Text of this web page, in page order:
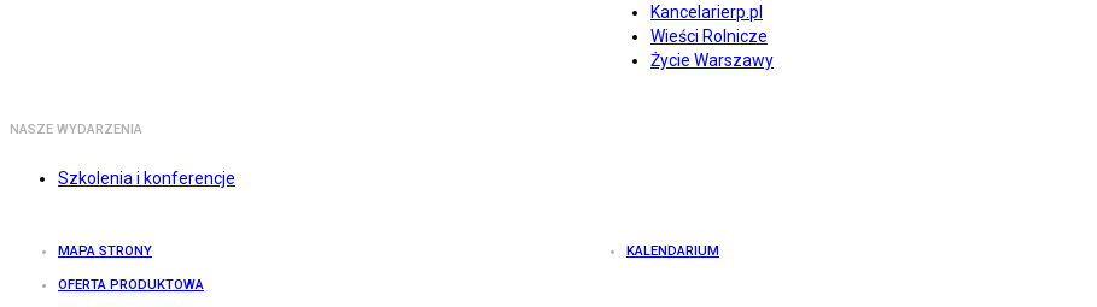
Kancelarierp.pl
Wieści Rolnicze
Życie Warszawy
NASZE WYDARZENIA
Szkolenia i konferencje
MAPA STRONY KALENDARIUM
OFERTA PRODUKTOWA